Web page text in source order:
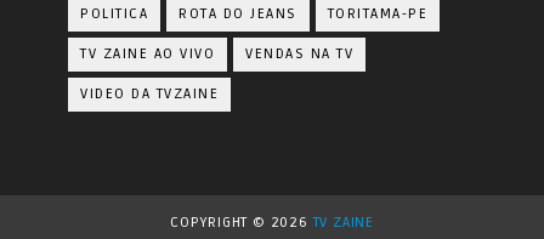
POLITICA ROTA DO JEANS TORITAMA-PE
TV ZAINE AO VIVO VENDAS NA TV
VIDEO DA TVZAINE
COPYRIGHT © 2026TV ZAINE